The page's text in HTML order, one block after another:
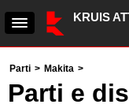
KRUIS
Parti > Makita >
Parti e